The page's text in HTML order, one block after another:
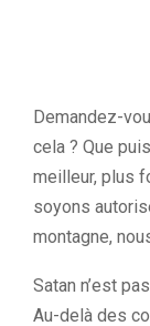
Demandez-
cela ? Que
meilleur, plus
soyons
montagne,
Satan n’est
Au-delà des